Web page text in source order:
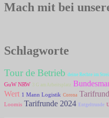
Mach mit bei
Schlagworte
Tour de Betrieb deine Rechte im
GuW NRW 3 G am Arbeitsplatz
Wert 1 Mann Logistik Corona
Loomis Tarifrunde 2024 Entgeltrunde